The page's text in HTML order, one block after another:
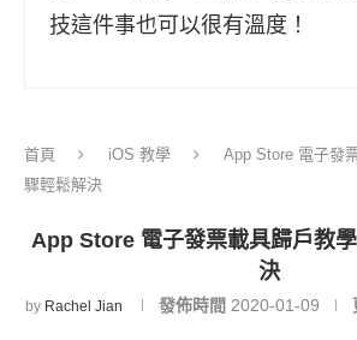
技這件事也可以很有溫度！
首頁 iOS 教學
App Store 電子發
驟輕鬆解決
App Store 電子發票載具歸戶教
決
by Rachel Jian 發佈時間 2020-01-09